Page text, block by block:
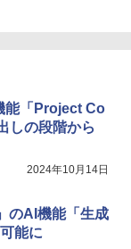
能「Project Co
しの段階から
2024年10月14日
のAI機能「生成
能に